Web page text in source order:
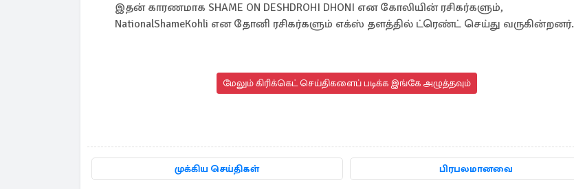
இதன் காரணமாக SHAME ON DESHDROHI DHONI என கோலியின் ரசிகர்களும்,
NationalShameKohli என தோனி ரசிகர்களும் எக்ஸ் தளத்தில் ட்ரெண்ட் செய்து வருகின்றனர்.
மேலும் கிரிக்கெட் செய்திகளைப் படிக்க இங்கே அழுத்தவும்
முக்கிய செய்திகள் பிரபலமானவை